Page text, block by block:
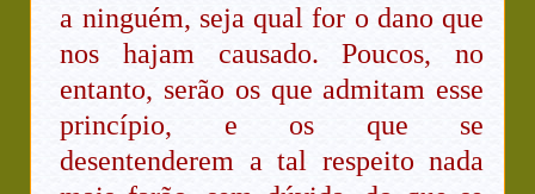
a ninguém, seja qual for o dano que
nos hajam causado. Poucos, no
entanto, serão os que admitam esse
princípio, e os que se
desentenderem a tal respeito nada